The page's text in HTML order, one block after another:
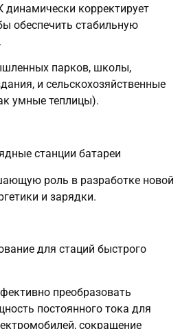
динамически корректирует
обеспечить стабильную
парков, школы,
и сельскохозяйственные
умные теплицы).
станции батареи
роль в разработке новой
и зарядки.
для стаций быстрого
преобразовать
постоянного тока для
сокращение